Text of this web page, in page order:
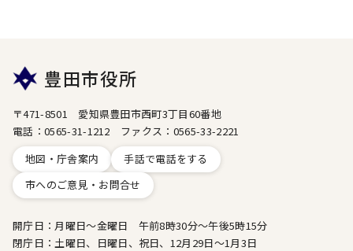
豊田市役所
〒471-8501 愛知県豊田市西町3丁目60番地
電話：0565-31-1212 ファクス：0565-33-2221
地図・庁舎案内
手話で電話をする
市へのご意見・お問合せ
開庁日：月曜日～金曜日 午前8時30分～午後5時15分
閉庁日：土曜日、日曜日、祝日、12月29日～1月3日